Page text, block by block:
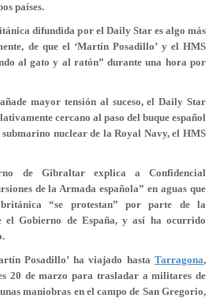
países.
difundida por el Daily Star es algo más
de que el ‘Martín Posadillo’ y el HMS
al gato y al ratón” durante una hora por
mayor tensión al suceso, el Daily Star
cercano al paso del buque español
nuclear de la Royal Navy, el HMS
de Gibraltar explica a Confidencial
de la Armada española” en aguas que
“se protestan” por parte de la
el Gobierno de España, y así ha ocurrido
Posadillo’ ha viajado hasta Tarragona,
20 de marzo para trasladar a militares de
maniobras en el campo de San Gregorio,